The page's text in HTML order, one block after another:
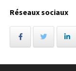
Réseaux sociaux